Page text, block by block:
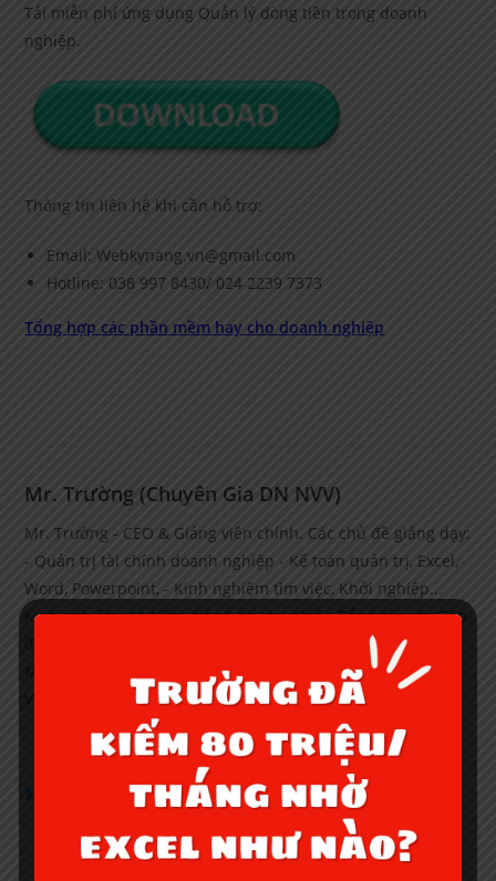
Tải miễn phí ứng dụng Quản lý dòng tiền trong doanh
nghiệp.
Thông tin liên hệ khi cần hỗ trợ:
Email: Webkynang.vn@gmail.com
Hotline: 038 997 8430/ 024 2239 7373
Tổng hợp các phần mềm hay cho doanh nghiệp
Mr. Trường (Chuyên Gia DN NVV)
Mr. Trường - CEO & Giảng viên chính. Các chủ đề giảng dạy:
- Quản trị tài chính doanh nghiệp - Kế toán quản trị, Excel,
Word, Powerpoint, - Kinh nghiệm tìm việc, Khởi nghiệp...
Kinh nghiệm: 11 Năm giảng dạy tại nhiều Tổng công ty, Tập
đoàn lớn trong và ngoài nước. Ví dụ: Ngân hàng
MaritimeBank, Đại học thương mại, Gamuda Land,
VincomRetail, BigC, Citicom, Thép Đông Anh, Kai Group...
YOU MIGHT ALSO LIKE
Cách xuất kho, Thu tiền khách hàng, In phiếu
xuất, Phiếu chi, Công nợ khách hàng